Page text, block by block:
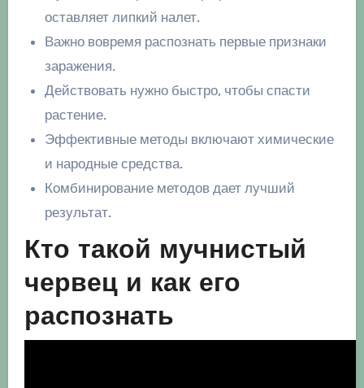
оставляет липкий налет.
Важно вовремя распознать первые признаки
заражения.
Действовать нужно быстро, чтобы спасти
растение.
Эффективные методы включают химические
и народные средства.
Комбинирование методов дает лучший
результат.
Кто такой мучнистый
червец и как его
распознать